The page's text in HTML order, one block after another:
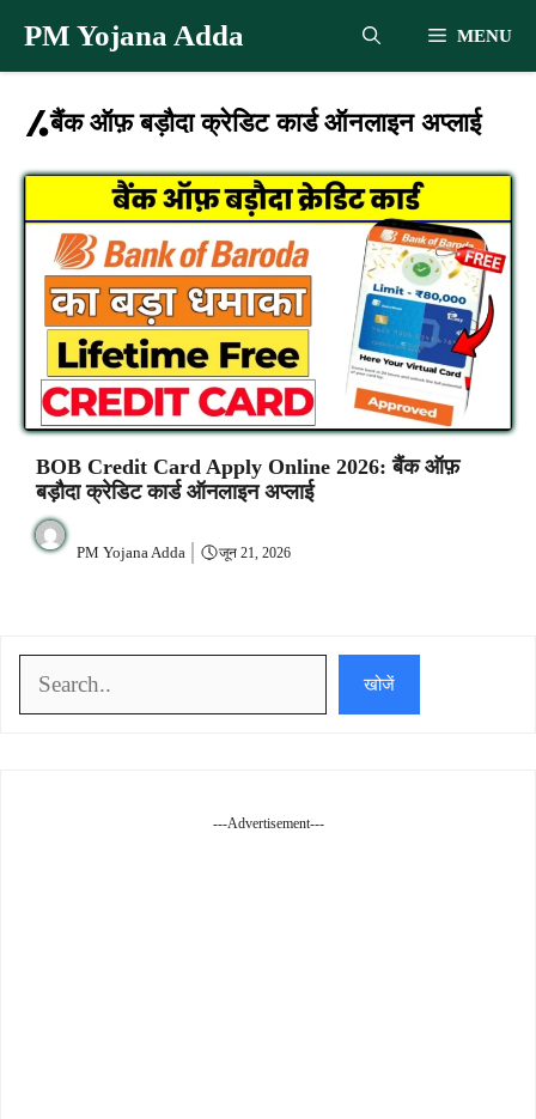
PM Yojana Adda MENU
बैंक ऑफ़ बड़ौदा क्रेडिट कार्ड ऑनलाइन अप्लाई
BOB Credit Card Apply Online 2026: बैंक ऑफ़
बड़ौदा क्रेडिट कार्ड ऑनलाइन अप्लाई
PM Yojana Adda जून 21, 2026
खोजें
---Advertisement---